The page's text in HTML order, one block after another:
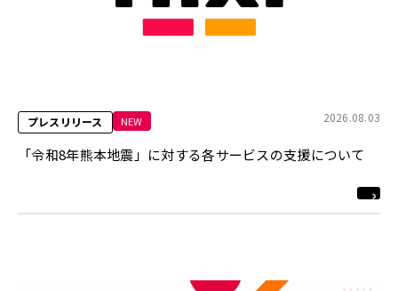
プレスリリース NEW 2026.08.03
「令和8年熊本地震」に対する各サービスの支援について